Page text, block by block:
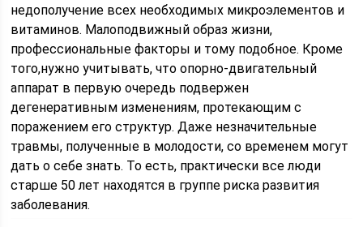
недополучение всех необходимых микроэлементов и
витаминов. Малоподвижный образ жизни,
профессиональные факторы и тому подобное. Кроме
того,нужно учитывать, что опорно-двигательный
аппарат в первую очередь подвержен
дегенеративным изменениям, протекающим с
поражением его структур. Даже незначительные
травмы, полученные в молодости, со временем могут
дать о себе знать. То есть, практически все люди
старше 50 лет находятся в группе риска развития
заболевания.